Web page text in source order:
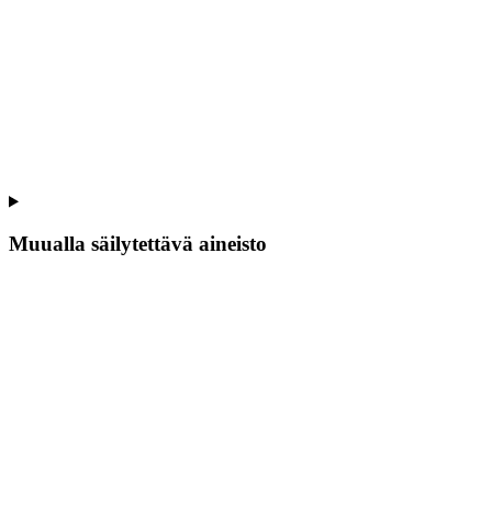
Muualla säilytettävä aineisto